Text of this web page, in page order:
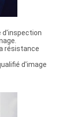
d'inspection
résistance
d'image